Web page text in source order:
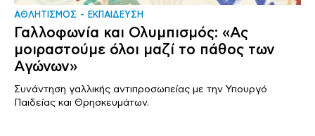
ΑΘΛΗΤΙΣΜΟΣ ΕΚΠΑΙΔΕΥΣΗ
Γαλλοφωνία και Ολυμπισμός: «Ας
μοιραστούμε όλοι μαζί το πάθος των
Αγώνων»
Συνάντηση γαλλικής αντιπροσωπείας με την Υπουργό
Παιδείας και Θρησκευμάτων.